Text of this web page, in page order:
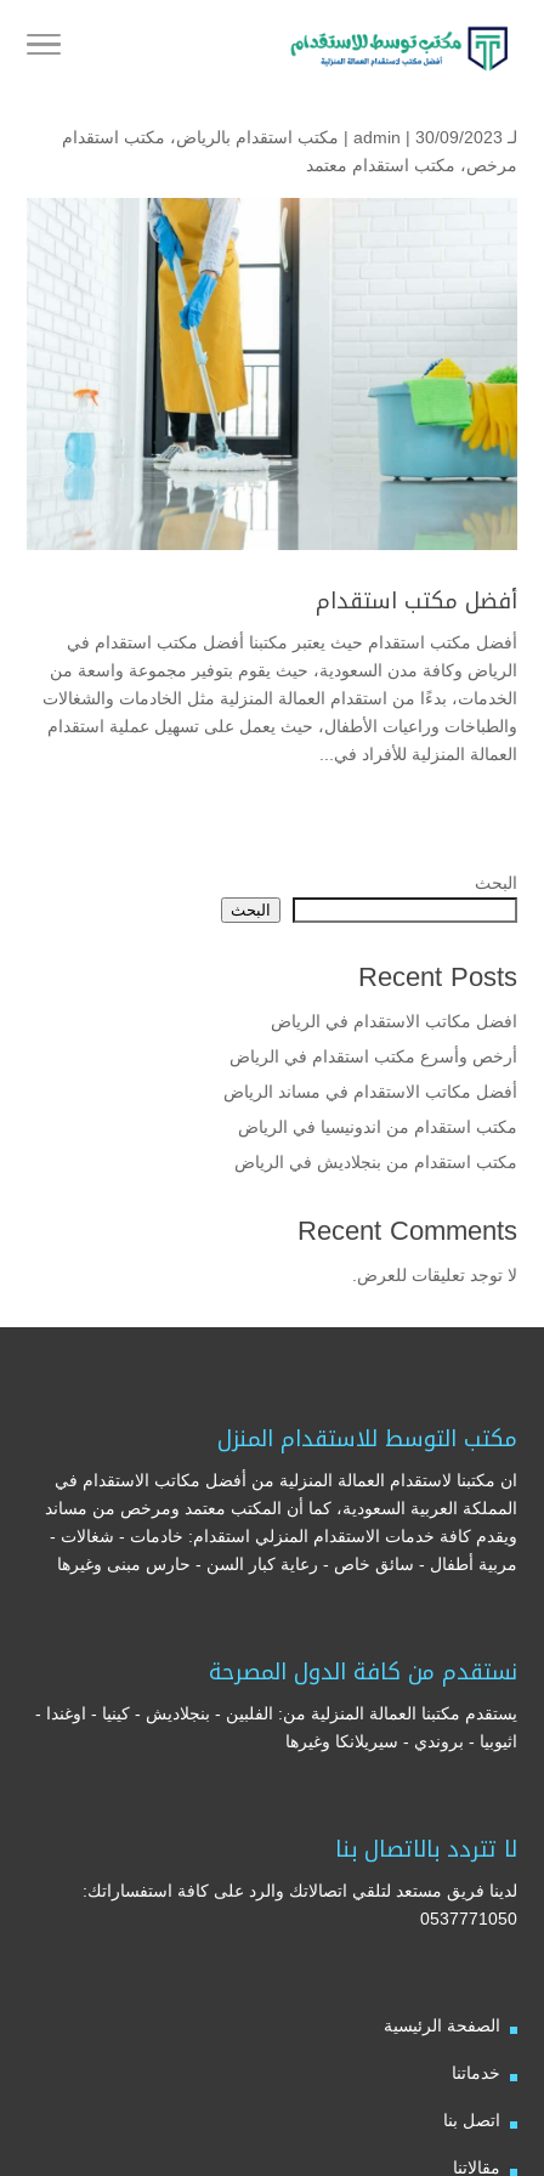
لـ admin | 30/09/2023 | مكتب استقدام بالرياض، مكتب استقدام
مرخص، مكتب استقدام معتمد
أفضل مكتب استقدام
أفضل مكتب استقدام حيث يعتبر مكتبنا أفضل مكتب استقدام في
الرياض وكافة مدن السعودية، حيث يقوم بتوفير مجموعة واسعة من
الخدمات، بدءًا من استقدام العمالة المنزلية مثل الخادمات والشغالات
والطباخات وراعيات الأطفال، حيث يعمل على تسهيل عملية استقدام
العمالة المنزلية للأفراد في...
البحث
البحث
Recent Posts
افضل مكاتب الاستقدام في الرياض
أرخص وأسرع مكتب استقدام في الرياض
أفضل مكاتب الاستقدام في مساند الرياض
مكتب استقدام من اندونيسيا في الرياض
مكتب استقدام من بنجلاديش في الرياض
Recent Comments
لا توجد تعليقات للعرض.
مكتب التوسط للاستقدام المنزل
ان مكتبنا لاستقدام العمالة المنزلية من أفضل مكاتب الاستقدام في
المملكة العربية السعودية، كما أن المكتب معتمد ومرخص من مساند
ويقدم كافة خدمات الاستقدام المنزلي استقدام: خادمات - شغالات -
مربية أطفال - سائق خاص - رعاية كبار السن - حارس مبنى وغيرها
نستقدم من كافة الدول المصرحة
يستقدم مكتبنا العمالة المنزلية من: الفلبين - بنجلاديش - كينيا - اوغندا -
اثيوبيا - بروندي - سيريلانكا وغيرها
لا تتردد بالاتصال بنا
لدينا فريق مستعد لتلقي اتصالاتك والرد على كافة استفساراتك:
0537771050
الصفحة الرئيسية
خدماتنا
اتصل بنا
مقالاتنا